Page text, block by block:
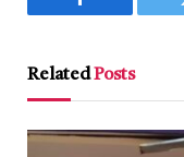
Facebook
RelatedPosts